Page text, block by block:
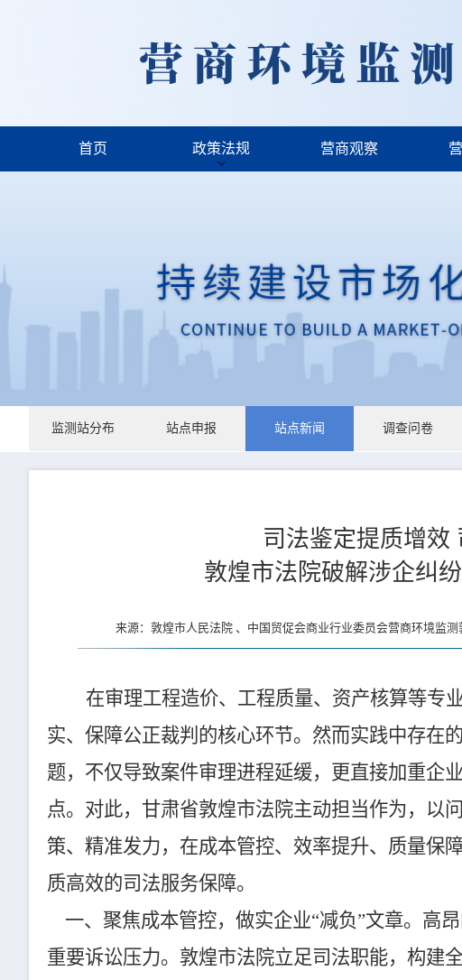
首页 政策法规 营商观察
监测站分布 站点申报 站点新闻 调查问卷
司法鉴定提质增效
敦煌市法院破解涉企纠
来源：敦煌市人民法院 、中国贸促会商业行业委员会营商环境
在审理工程造价、工程质量、资产核算等专
实、保障公正裁判的核心环节。然而实践中存在
题，不仅导致案件审理进程延缓，更直接加重企
点。对此，甘肃省敦煌市法院主动担当作为，以
策、精准发力，在成本管控、效率提升、质量保
质高效的司法服务保障。
一、聚焦成本管控，做实企业“减负”文章。 高
重要诉讼压力。敦煌市法院立足司法职能，构建